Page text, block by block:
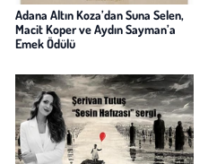
Adana Altın Koza’dan Suna Selen,
Macit Koper ve Aydın Sayman’a
Emek Ödülü